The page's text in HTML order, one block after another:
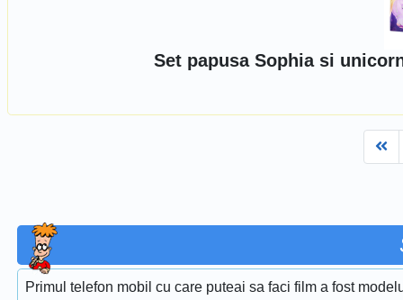
Set papusa Sophia si
Primul telefon mobil cu care puteai sa faci film a fost